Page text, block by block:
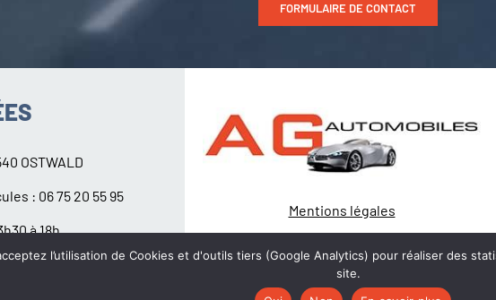
FORMULAIRE DE CONTACT
OSTWALD
: 06 75 20 55 95
à 18h
Mentions légales
Politique de Confidentialité
© Création wiwacom
l’utilisation de Cookies et d'outils tiers (Google Analytics) pour réaliser des
site.